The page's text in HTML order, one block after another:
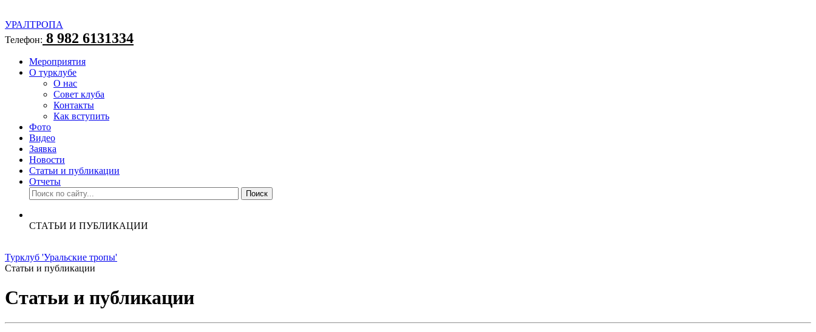
УРАЛТРОПА
Телефон: 8 982 6131334
Мероприятия
О турклубе
О нас
Совет клуба
Контакты
Как вступить
Фото
Видео
Заявка
Новости
Статьи и публикации
Отчеты
СТАТЬИ И ПУБЛИКАЦИИ
Турклуб 'Уральские тропы'
Статьи и публикации
Статьи и публикации